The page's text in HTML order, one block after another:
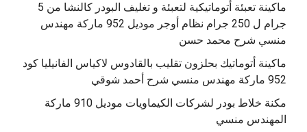
ماكينة تعبئة أتوماتيكية لتعبئة و تغليف البودر كالنشا من 5
جرام ل 250 جرام نظام أوجر موديل 952 ماركة مهندس
منسي شرح محمد حسن
‫ماكينة أتوماتيك بحلزون تقليب بالقادوس لاكياس الفانيليا كود
مكنة خلاط بودر لشركات الكيماويات موديل 910 ماركة
المهندس منسي